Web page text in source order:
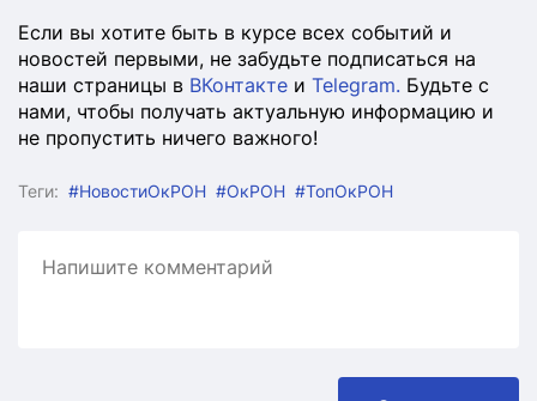
Если вы хотите быть в курсе всех событий и
новостей первыми, не забудьте подписаться на
наши страницы в ВКонтакте и Telegram. Будьте с
нами, чтобы получать актуальную информацию и
не пропустить ничего важного!
Теги: #НовостиОкРОН #ОкРОН #ТопОкРОН